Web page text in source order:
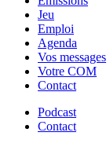
Jeu
Emploi
Agenda
Vos messages
Votre COM
Contact
Podcast
Contact